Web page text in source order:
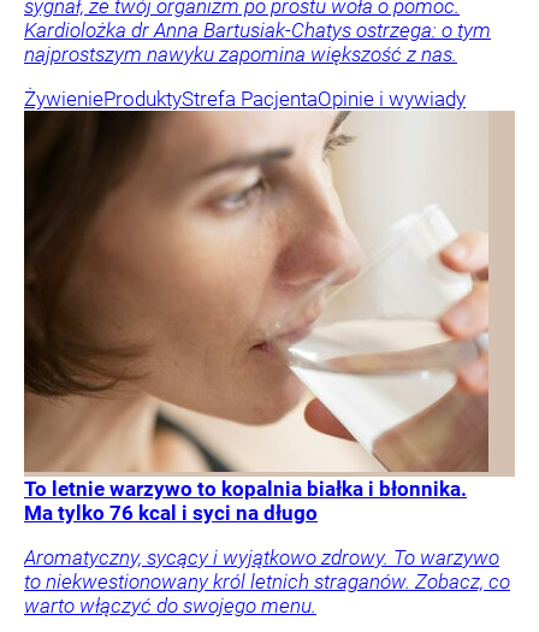
sygnał, że twój organizm po prostu woła o pomoc.
Kardiolożka dr Anna Bartusiak-Chatys ostrzega: o tym
najprostszym nawyku zapomina większość z nas.
ŻywienieProduktyStrefa PacjentaOpinie i wywiady
To letnie warzywo to kopalnia białka i błonnika.
Ma tylko 76 kcal i syci na długo
Aromatyczny, sycący i wyjątkowo zdrowy. To warzywo
to niekwestionowany król letnich straganów. Zobacz, co
warto włączyć do swojego menu.